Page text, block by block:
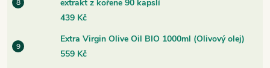
extrakt z kořene 90 kapslí
439 Kč
Extra Virgin Olive Oil BIO 1000ml (Olivový olej)
559 Kč